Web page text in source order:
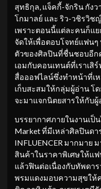
สุทธิกุล, แจ็คกี้-จักริน กังว
โกมาลย์ และ ริว-วชิรวิช
เพราะตอนนี้แต่ละคนก็แย
จัดให้เพื่อตอบโจทย์แฟน
ตัวของศิลปินที่ชื่นชอบอีก
เอมกับคอนเทนต์ที่เราเสิ
สื่อออฟไลน์ซึ่งทำหน้าที่เ
เก็บสะสมให้กลุ่มผู้อ่าน โ
จะมาแจกนิตยสารให้กับผู้
บรรยากาศภายในงานเป็
Market ที่มีเหล่าศิลปินดา
INFLUENCER มากมาย
สินค้าในราคาพิเศษให้แ
แล้วฟินต่อเนื่องกับทัพดา
พรมแดงมอบความสุขให้